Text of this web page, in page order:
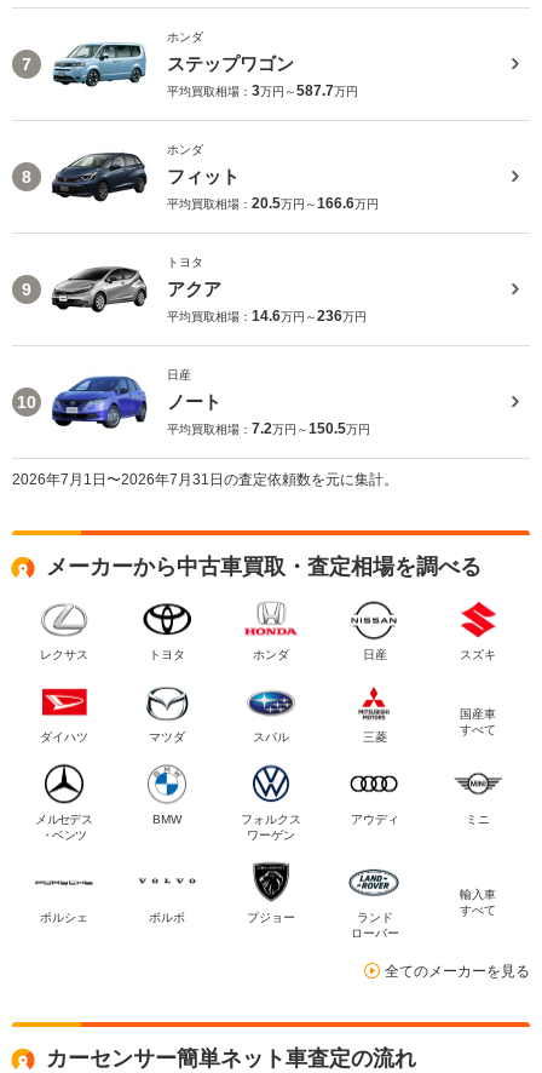
7
ホンダ
ステップワゴン
平均買取相場： 3万円～587.7万円
8
ホンダ
フィット
平均買取相場： 20.5万円～166.6万円
9
トヨタ
アクア
平均買取相場： 14.6万円～236万円
10
日産
ノート
平均買取相場： 7.2万円～150.5万円
2026年7月1日〜2026年7月31日の査定依頼数を元に集計。
メーカーから中古車買取・査定相場を調べる
レクサス トヨタ ホンダ 日産 スズキ
ダイハツ マツダ スバル 三菱
国産車
すべて
メルセデス
・ベンツ
BMW
フォルクス
ワーゲン
アウディ ミニ
ポルシェ ボルボ プジョー
ランド
ローバー
輸入車
すべて
全てのメーカーを見る
カーセンサー簡単ネット車査定の流れ